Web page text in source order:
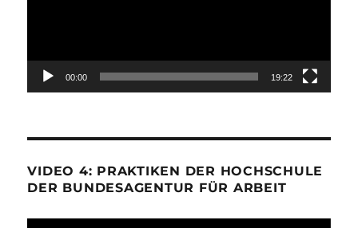
00:00 19:22
VIDEO 4: PRAKTIKEN DER HOCHSCHULE
DER BUNDESAGENTUR FÜR ARBEIT